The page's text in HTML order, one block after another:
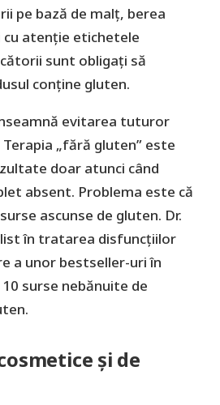
pe bază de malț, berea
atenție etichetele
sunt obligați să
conține gluten.
evitarea tuturor
„fără gluten” este
doar atunci când
absent. Problema este că
ascunse de gluten. Dr.
în tratarea disfuncțiilor
a unor bestseller-uri în
surse nebănuite de
și de